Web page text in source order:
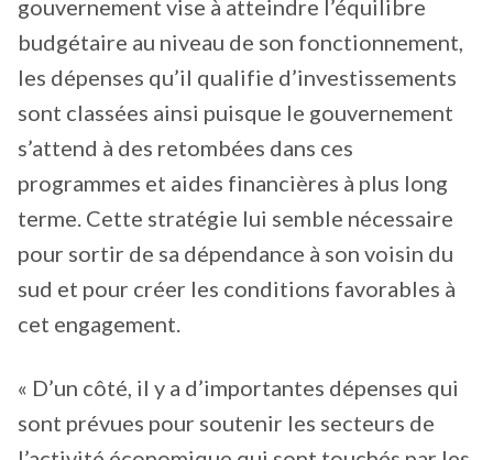
gouvernement vise à atteindre l’équilibre
budgétaire au niveau de son fonctionnement,
les dépenses qu’il qualifie d’investissements
sont classées ainsi puisque le gouvernement
s’attend à des retombées dans ces
programmes et aides financières à plus long
terme. Cette stratégie lui semble nécessaire
pour sortir de sa dépendance à son voisin du
sud et pour créer les conditions favorables à
cet engagement.
« D’un côté, il y a d’importantes dépenses qui
sont prévues pour soutenir les secteurs de